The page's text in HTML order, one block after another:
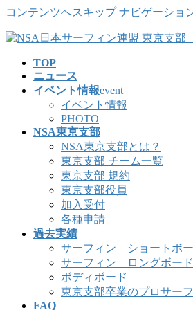
コンテンツへスキップ ナビゲーショ
TOP
ニュース
イベント情報event
イベント情報
PHOTO
NSA東京支部
NSA東京支部とは？
東京支部 チーム一覧
東京支部 規約
東京支部役員
加入受付
各種申請
過去実績
サーフィン ショートボ
サーフィン ロングボード
ボディボード
東京支部卒業のプロサー
FAQ